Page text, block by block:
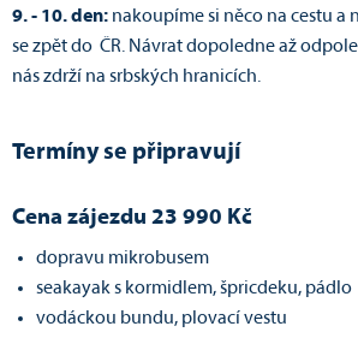
9. - 10. den: nakoupíme si něco na cestu a
se zpět do ČR. Návrat dopoledne až
nás zdrží na srbských hranicích.
Termíny se připravují
Cena zájezdu 23 990 Kč
dopravu mikrobusem
seakayak s kormidlem, špricdeku, pádlo
vodáckou bundu, plovací vestu